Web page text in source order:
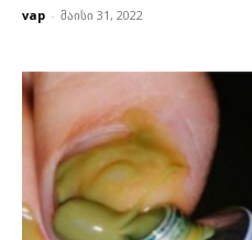
vap - მაისი 31, 2022